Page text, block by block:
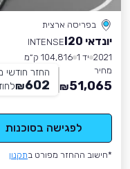
בפריסה ארצית
יונדאי I20
INTENSE
2021 יד 1
104,816 ק״מ
מחיר
51,065
₪
החזר חודשי
602
₪
לפגישה בסוכנות
*חישוב ההחזר מפורט בתקנון